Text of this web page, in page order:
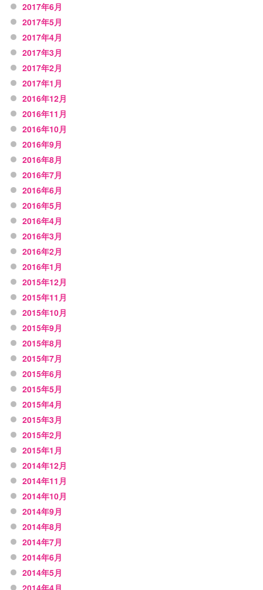
2017年6月
2017年5月
2017年4月
2017年3月
2017年2月
2017年1月
2016年12月
2016年11月
2016年10月
2016年9月
2016年8月
2016年7月
2016年6月
2016年5月
2016年4月
2016年3月
2016年2月
2016年1月
2015年12月
2015年11月
2015年10月
2015年9月
2015年8月
2015年7月
2015年6月
2015年5月
2015年4月
2015年3月
2015年2月
2015年1月
2014年12月
2014年11月
2014年10月
2014年9月
2014年8月
2014年7月
2014年6月
2014年5月
2014年4月